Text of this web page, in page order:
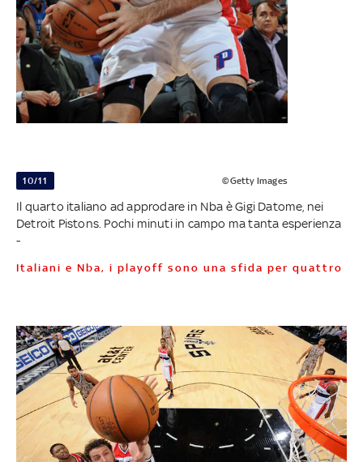
10/11 ©Getty Images
Il quarto italiano ad approdare in Nba è Gigi Datome, nei
Detroit Pistons. Pochi minuti in campo ma tanta esperienza
-
Italiani e Nba, i playoff sono una sfida per quattro